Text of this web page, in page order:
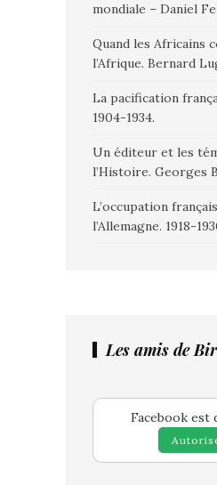
mondiale – Daniel
Quand les Africains
l’Afrique. Bernard
La pacification
1904-1934.
Un éditeur et les
l’Histoire. Georges
L’occupation
l’Allemagne. 1918-
Les amis de
Facebook est